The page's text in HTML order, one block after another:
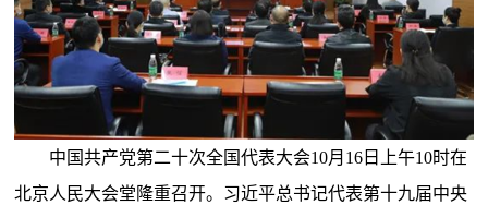
中国共产党第二十次全国代表大会10月16日上午10时在
北京人民大会堂隆重召开。习近平总书记代表第十九届中央